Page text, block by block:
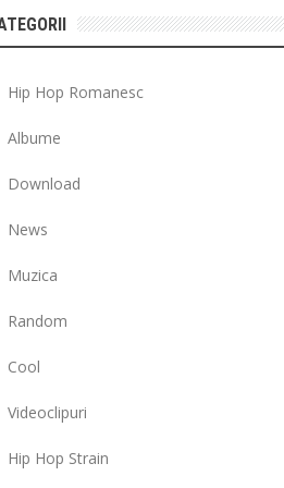
Hip Hop Romanesc
Albume
Download
News
Muzica
Random
Cool
Videoclipuri
Hip Hop Strain